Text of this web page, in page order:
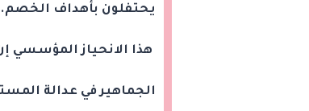
يحتفلون بأهداف الخصم.
هذا الانحياز المؤسسي
الجماهير في عدالة